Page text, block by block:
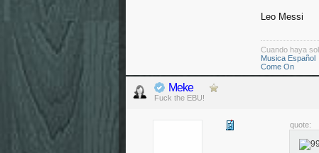
Leo Messi
Cuando haya
Musica Español
Come On
Meke
Fuck the EBU!
quote: